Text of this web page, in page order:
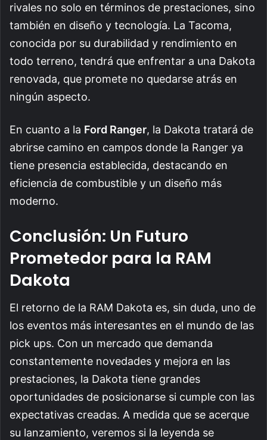
rivales no solo en términos de prestaciones, sino
también en diseño y tecnología. La Tacoma,
conocida por su durabilidad y rendimiento en
todo terreno, tendrá que enfrentar a una Dakota
renovada, que promete no quedarse atrás en
ningún aspecto.
En cuanto a la Ford Ranger, la Dakota tratará de
abrirse camino en campos donde la Ranger ya
tiene presencia establecida, destacando en
eficiencia de combustible y un diseño más
moderno.
Conclusión: Un Futuro
Prometedor para la RAM
Dakota
El retorno de la RAM Dakota es, sin duda, uno de
los eventos más interesantes en el mundo de las
pick ups. Con un mercado que demanda
constantemente novedades y mejora en las
prestaciones, la Dakota tiene grandes
oportunidades de posicionarse si cumple con las
expectativas creadas. A medida que se acerque
su lanzamiento, veremos si la leyenda se